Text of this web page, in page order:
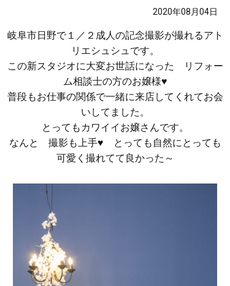
2020年08月04日
岐阜市日野で１／２成人の記念撮影が撮れるアト
リエシュシュです。
この新スタジオに大変お世話になった リフォー
ム相談士の方のお嬢様♥
普段もお仕事の関係で一緒に来店してくれてお会
いしてました。
とってもカワイイお嬢さんです。
なんと 撮影も上手♥ とっても自然にとっても
可愛く撮れてて良かった～